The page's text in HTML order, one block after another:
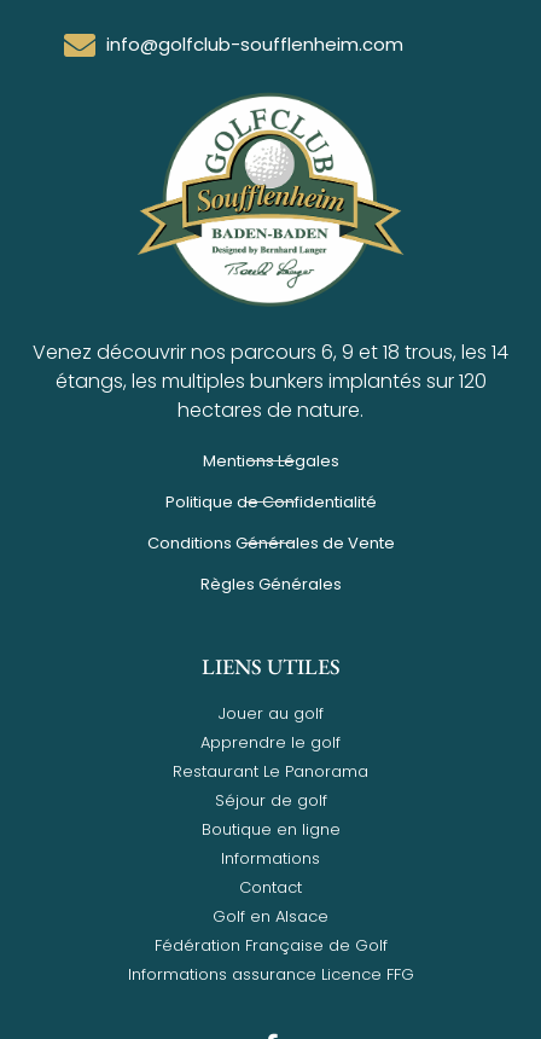
info@golfclub-soufflenheim.com
Venez découvrir nos parcours 6, 9 et 18 trous, les 14
étangs, les multiples bunkers implantés sur 120
hectares de nature.
Mentions Légales
Politique de Confidentialité
Conditions Générales de Vente
Règles Générales
LIENS UTILES
Jouer au golf
Apprendre le golf
Restaurant Le Panorama
Séjour de golf
Boutique en ligne
Informations
Contact
Golf en Alsace
Fédération Française de Golf
Informations assurance Licence FFG